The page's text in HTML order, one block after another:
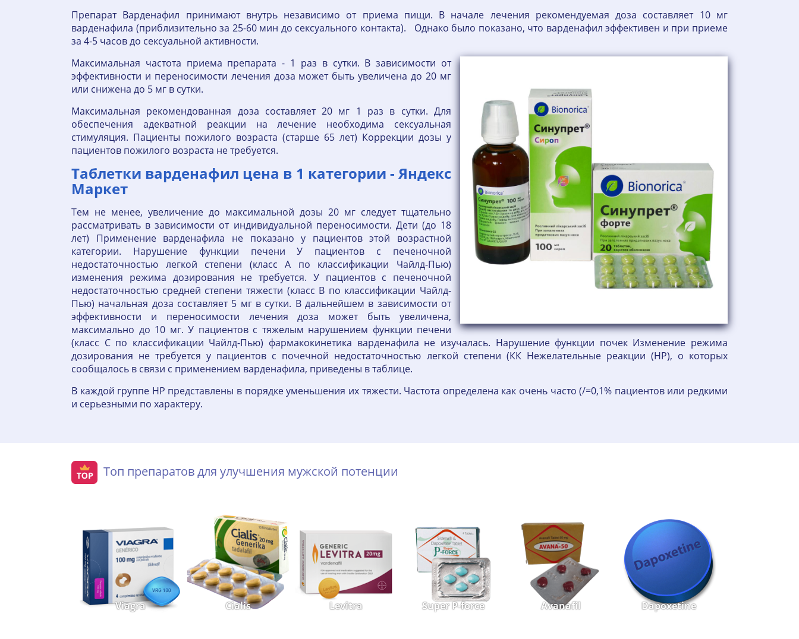
Препарат Варденафил принимают внутрь независимо от приема пищи. В начале лечения рекомендуемая доза составляет 10 мг
варденафила (приблизительно за 25-60 мин до сексуального контакта). Однако было показано, что варденафил эффективен и при приеме
за 4-5 часов до сексуальной активности.
Максимальная частота приема препарата - 1 раз в сутки. В зависимости от
эффективности и переносимости лечения доза может быть увеличена до 20 мг
или снижена до 5 мг в сутки.
Максимальная рекомендованная доза составляет 20 мг 1 раз в сутки. Для
обеспечения адекватной реакции на лечение необходима сексуальная
стимуляция. Пациенты пожилого возраста (старше 65 лет) Коррекции дозы у
пациентов пожилого возраста не требуется.
Таблетки варденафил цена в 1 категории - Яндекс
Маркет
Тем не менее, увеличение до максимальной дозы 20 мг следует тщательно
рассматривать в зависимости от индивидуальной переносимости. Дети (до 18
лет) Применение варденафила не показано у пациентов этой возрастной
категории. Нарушение функции печени У пациентов с печеночной
недостаточностью легкой степени (класс А по классификации Чайлд-Пью)
изменения режима дозирования не требуется. У пациентов с печеночной
недостаточностью средней степени тяжести (класс В по классификации Чайлд-
Пью) начальная доза составляет 5 мг в сутки. В дальнейшем в зависимости от
эффективности и переносимости лечения доза может быть увеличена,
максимально до 10 мг. У пациентов с тяжелым нарушением функции печени
(класс С по классификации Чайлд-Пью) фармакокинетика варденафила не изучалась. Нарушение функции почек Изменение режима
дозирования не требуется у пациентов с почечной недостаточностью легкой степени (КК Нежелательные реакции (HP), о которых
сообщалось в связи с применением варденафила, приведены в таблице.
В каждой группе HP представлены в порядке уменьшения их тяжести. Частота определена как очень часто (/=0,1% пациентов или редкими
и серьезными по характеру.
Топ препаратов для улучшения мужской потенции
Viagra Cialis Levitra Super P-force Avanafil Dapoxetine